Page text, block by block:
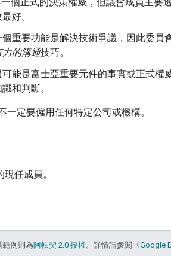
好。
重要功能是解決技術爭議，因此委員
力的溝通技巧。
能是富士亞重要元件的事實或正式權
和判斷。
定要僱用任何特定公司或機構。
任成員。
範例則為阿帕契 2.0 授權。詳情請參閱《Google